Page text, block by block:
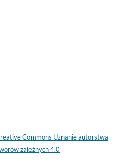
Commons Uznanie autorstwa
zależnych 4.0